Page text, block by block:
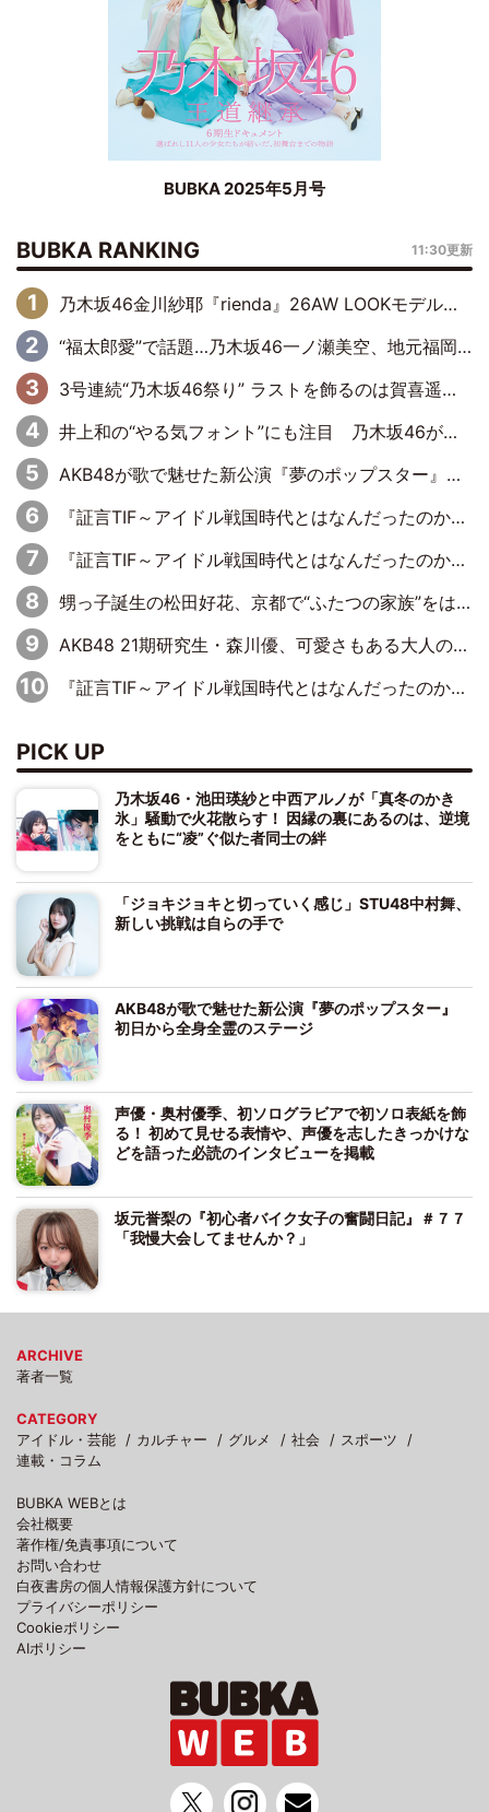
BUBKA 2025年5月号
BUBKA RANKING 11:30更新
乃木坂46金川紗耶『rienda』26AW LOOKモデルに就任
“福太郎愛”で話題…乃木坂46一ノ瀬美空、地元福岡『めんべい25周年トップサポーター』に就任
3号連続“乃木坂46祭り” ラストを飾るのは賀喜遥香…5年ぶりの登場に「5年分大人になった私を見ていただけたら」
井上和の“やる気フォント”にも注目 乃木坂46が挑んだ書道パフォーマンスの舞台裏
AKB48が歌で魅せた新公演『夢のポップスター』 初日から全身全霊のステージ
『証言TIF～アイドル戦国時代とはなんだったのか～』第6回：でんぱ組.inc・古川未鈴×相沢梨紗「『ハロプロやりたかったな』って言ったら、夢眠ねむさんに『てめえはでんぱ組．incなんだよ！』って肩パンされて(笑)」
『証言TIF～アイドル戦国時代とはなんだったのか～』第11回：私立恵比寿中学・真山りか×安本彩花「TIFで10年ぶりのキョンシーメイクをしたら、場を完全に引かせてしまって。時代が変わったんだなって」
甥っ子誕生の松田好花、京都で“ふたつの家族”をはしご！ “母”黒谷友香に見送られ、“父”松岡昌宏とはハシゴ酒
AKB48 21期研究生・森川優、可愛さもある大人の女性に
『証言TIF～アイドル戦国時代とはなんだったのか～』第10回：さくら学院・武藤彩未×飯田らうら「正直、中3で辞めるというのを信じてなくて。そう言われてはいたけど、嘘でしょって」
PICK UP
乃木坂46・池田瑛紗と中西アルノが「真冬のかき
氷」騒動で火花散らす！ 因縁の裏にあるのは、逆境
をともに“凌”ぐ似た者同士の絆
「ジョキジョキと切っていく感じ」STU48中村舞、
新しい挑戦は自らの手で
AKB48が歌で魅せた新公演『夢のポップスター』
初日から全身全霊のステージ
声優・奥村優季、初ソログラビアで初ソロ表紙を飾
る！ 初めて見せる表情や、声優を志したきっかけな
どを語った必読のインタビューを掲載
坂元誉梨の『初心者バイク女子の奮闘日記』＃７７
「我慢大会してませんか？」
ARCHIVE
著者一覧
CATEGORY
アイドル・芸能
カルチャー グルメ 社会
スポーツ
連載・コラム
BUBKA WEBとは
会社概要
著作権/免責事項について
お問い合わせ
白夜書房の個人情報保護方針について
プライバシーポリシー
Cookieポリシー
AIポリシー